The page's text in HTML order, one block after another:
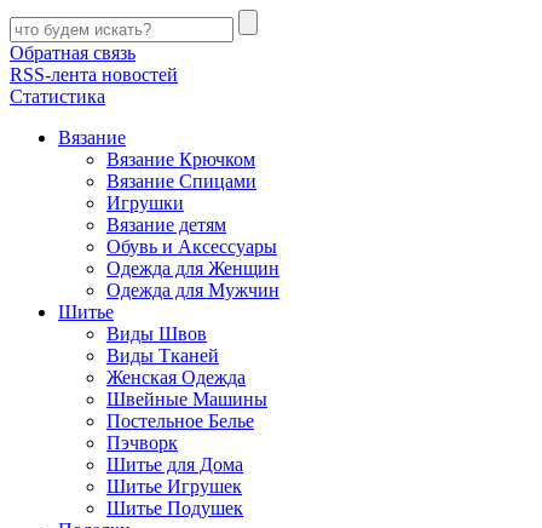
Обратная связь
RSS-лента новостей
Статистика
Вязание
Вязание Крючком
Вязание Спицами
Игрушки
Вязание детям
Обувь и Аксессуары
Одежда для Женщин
Одежда для Мужчин
Шитье
Виды Швов
Виды Тканей
Женская Одежда
Швейные Машины
Постельное Белье
Пэчворк
Шитье для Дома
Шитье Игрушек
Шитье Подушек